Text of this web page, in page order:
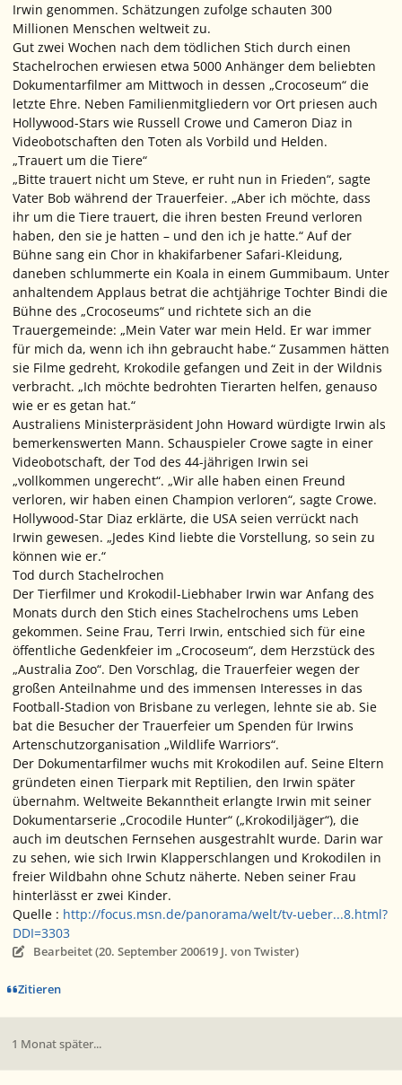
Irwin genommen. Schätzungen zufolge schauten 300
Millionen Menschen weltweit zu.
Gut zwei Wochen nach dem tödlichen Stich durch einen
Stachelrochen erwiesen etwa 5000 Anhänger dem beliebten
Dokumentarfilmer am Mittwoch in dessen „Crocoseum“ die
letzte Ehre. Neben Familienmitgliedern vor Ort priesen auch
Hollywood-Stars wie Russell Crowe und Cameron Diaz in
Videobotschaften den Toten als Vorbild und Helden.
„Trauert um die Tiere“
„Bitte trauert nicht um Steve, er ruht nun in Frieden“, sagte
Vater Bob während der Trauerfeier. „Aber ich möchte, dass
ihr um die Tiere trauert, die ihren besten Freund verloren
haben, den sie je hatten – und den ich je hatte.“ Auf der
Bühne sang ein Chor in khakifarbener Safari-Kleidung,
daneben schlummerte ein Koala in einem Gummibaum. Unter
anhaltendem Applaus betrat die achtjährige Tochter Bindi die
Bühne des „Crocoseums“ und richtete sich an die
Trauergemeinde: „Mein Vater war mein Held. Er war immer
für mich da, wenn ich ihn gebraucht habe.“ Zusammen hätten
sie Filme gedreht, Krokodile gefangen und Zeit in der Wildnis
verbracht. „Ich möchte bedrohten Tierarten helfen, genauso
wie er es getan hat.“
Australiens Ministerpräsident John Howard würdigte Irwin als
bemerkenswerten Mann. Schauspieler Crowe sagte in einer
Videobotschaft, der Tod des 44-jährigen Irwin sei
„vollkommen ungerecht“. „Wir alle haben einen Freund
verloren, wir haben einen Champion verloren“, sagte Crowe.
Hollywood-Star Diaz erklärte, die USA seien verrückt nach
Irwin gewesen. „Jedes Kind liebte die Vorstellung, so sein zu
können wie er.“
Tod durch Stachelrochen
Der Tierfilmer und Krokodil-Liebhaber Irwin war Anfang des
Monats durch den Stich eines Stachelrochens ums Leben
gekommen. Seine Frau, Terri Irwin, entschied sich für eine
öffentliche Gedenkfeier im „Crocoseum“, dem Herzstück des
„Australia Zoo“. Den Vorschlag, die Trauerfeier wegen der
großen Anteilnahme und des immensen Interesses in das
Football-Stadion von Brisbane zu verlegen, lehnte sie ab. Sie
bat die Besucher der Trauerfeier um Spenden für Irwins
Artenschutzorganisation „Wildlife Warriors“.
Der Dokumentarfilmer wuchs mit Krokodilen auf. Seine Eltern
gründeten einen Tierpark mit Reptilien, den Irwin später
übernahm. Weltweite Bekanntheit erlangte Irwin mit seiner
Dokumentarserie „Crocodile Hunter“ („Krokodiljäger“), die
auch im deutschen Fernsehen ausgestrahlt wurde. Darin war
zu sehen, wie sich Irwin Klapperschlangen und Krokodilen in
freier Wildbahn ohne Schutz näherte. Neben seiner Frau
hinterlässt er zwei Kinder.
Quelle : http://focus.msn.de/panorama/welt/tv-ueber...8.html?
DDI=3303
Bearbeitet (20. September 200619 J. von Twister)
Zitieren
1 Monat später...